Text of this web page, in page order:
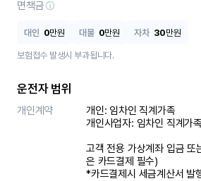
면책금
대인 0만원 대물 0만원 자차 30만원
보험접수 발생시 부과됩니다.
운전자 범위
개인계약
개인: 임차인 직계가족
개인사업자: 임차인 직계가
고객 전용 가상계좌 입금 또
은 카드결제 필수)
*카드결제시 세금계산서 발